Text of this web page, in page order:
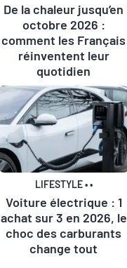
De la chaleur jusqu’en
octobre 2026 :
comment les Français
réinventent leur
quotidien
LIFESTYLE••
Voiture électrique : 1
achat sur 3 en 2026, le
choc des carburants
change tout